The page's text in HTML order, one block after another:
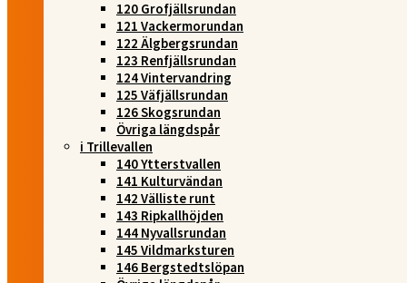
120 Grofjällsrundan
121 Vackermorundan
122 Älgbergsrundan
123 Renfjällsrundan
124 Vintervandring
125 Väfjällsrundan
126 Skogsrundan
Övriga längdspår
i Trillevallen
140 Ytterstvallen
141 Kulturvändan
142 Välliste runt
143 Ripkallhöjden
144 Nyvallsrundan
145 Vildmarksturen
146 Bergstedtslöpan